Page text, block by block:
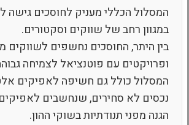
המסלול הכללי מעניק לחוסכים גישה
במגוון רחב של שווקים וסקטורים.
בין היתר, החוסכים נחשפים לשווקים
ופרויקטים עם פוטנציאל לצמיחה
המסלול כולל גם חשיפה לאפיקים
נכסים לא סחירים, שנחשבים
הגנה מפני תנודתיות בשוקי ההון.